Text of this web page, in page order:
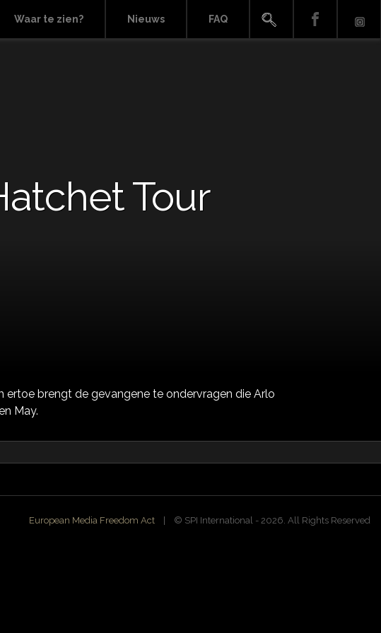
Waar te zien? Nieuws FAQ
Tour
brengt de gevangene te ondervragen die Arlo
May.
European Media Freedom Act | ©️ SPI International - 2026. All Rights Reserved